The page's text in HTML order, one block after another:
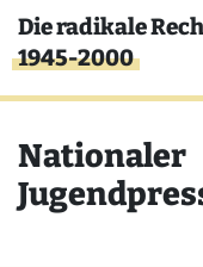
Direkt zum Inhalt
Die radikale
1945-2000
Nationaler